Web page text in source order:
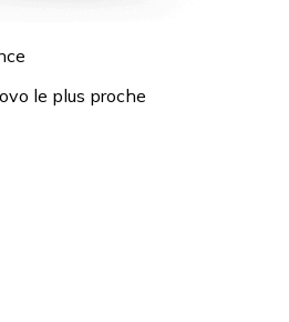
le plus proche